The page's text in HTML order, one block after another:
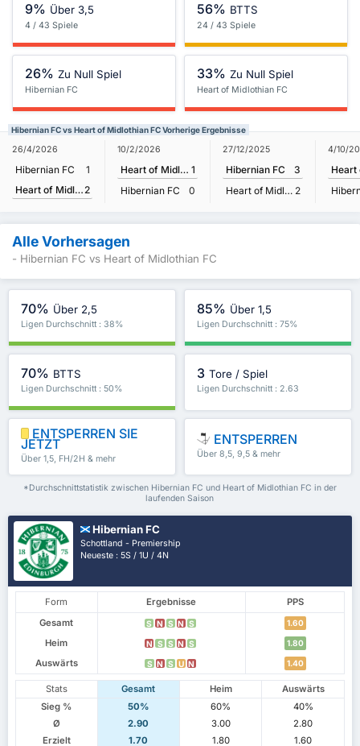
9% Über 3,5
4 / 43 Spiele
56% BTTS
24 / 43 Spiele
26% Zu Null Spiel
Hibernian FC
33% Zu Null Spiel
Heart of Midlothian FC
Hibernian FC vs Heart of Midlothian FC Vorherige Ergebnisse
26/4/2026
Hibernian FC
1
Heart of Midlothian FC2
10/2/2026
Heart of Midlothian FC 1
Hibernian FC
0
27/12/2025
Hibernian FC
3
Heart of Midlothian FC 2
4/10/
Alle Vorhersagen
- Hibernian FC vs Heart of Midlothian FC
70% Über 2,5
Ligen Durchschnitt : 38%
85% Über 1,5
Ligen Durchschnitt : 75%
70% BTTS
Ligen Durchschnitt : 50%
3 Tore / Spiel
Ligen Durchschnitt : 2.63
ENTSPERREN SIE
JETZT
Über 1,5, FH/2H & mehr
ENTSPERREN
Über 8,5, 9,5 & mehr
*Durchschnittstatistik zwischen Hibernian FC und Heart of Midlothian FC in der
laufenden Saison
Hibernian FC
Schottland - Premiership
Neueste : 5S / 1U / 4N
Form Ergebnisse
PPS
Gesamt
S N S N S 1.60
Heim N S S N S 1.80
Auswärts S N S U N 1.40
Stats Gesamt Heim
Auswärts
Sieg %
50% 60%
40%
Ø
2.90 3.00
2.80
Erzielt
1.70 1.80
1.60